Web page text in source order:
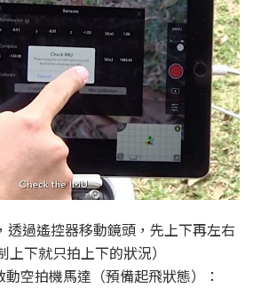
透過遙控器移動鏡頭，先上下再左右
下就只拍上下的狀況）
空拍機馬達（預備起飛狀態）：